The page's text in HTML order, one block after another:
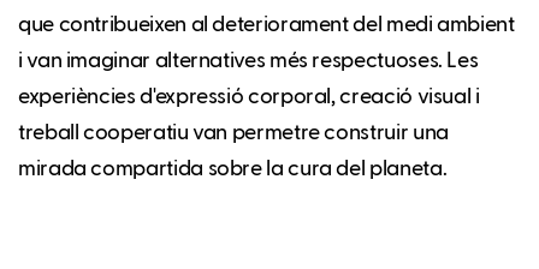
que contribueixen al deteriorament del medi ambient
i van imaginar alternatives més respectuoses. Les
experiències d'expressió corporal, creació visual i
treball cooperatiu van permetre construir una
mirada compartida sobre la cura del planeta.